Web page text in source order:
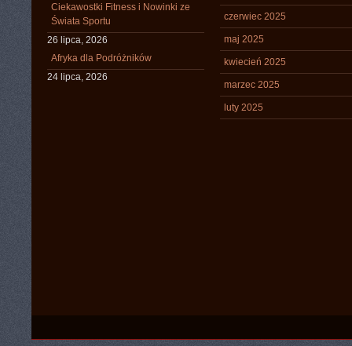
Ciekawostki Fitness i Nowinki ze
Świata Sportu
26 lipca, 2026
Afryka dla Podróżników
24 lipca, 2026
czerwiec 2025
maj 2025
kwiecień 2025
marzec 2025
luty 2025